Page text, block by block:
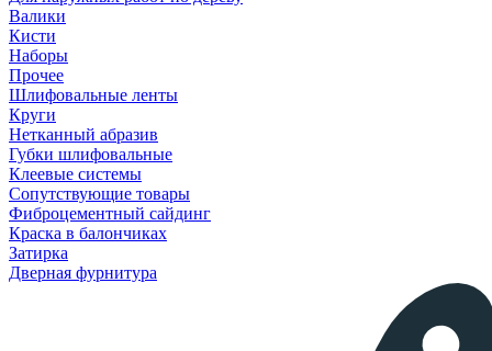
Валики
Кисти
Наборы
Прочее
Шлифовальные ленты
Круги
Нетканный абразив
Губки шлифовальные
Клеевые системы
Сопутствующие товары
Фиброцементный сайдинг
Краска в балончиках
Затирка
Дверная фурнитура